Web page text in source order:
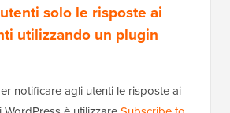
solo le risposte ai
utilizzando un plugin
notificare agli utenti le risposte ai